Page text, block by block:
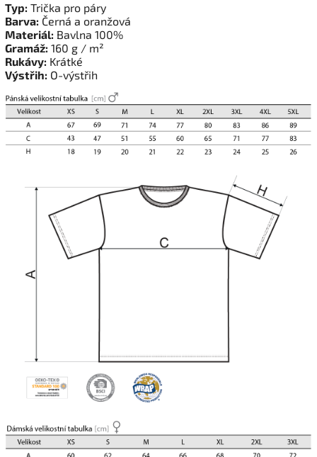
Typ: Trička pro páry
Barva: Černá a oranžová
Materiál: Bavlna 100%
Gramáž: 160 g / m²
Rukávy: Krátké
Výstřih: O-výstřih